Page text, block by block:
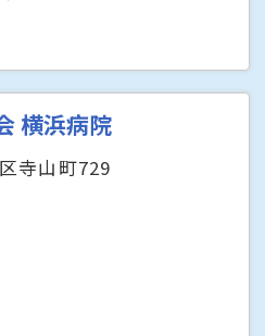
横浜病院
寺山町729